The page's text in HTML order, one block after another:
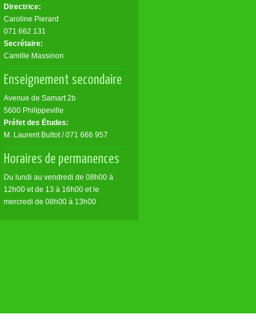
Directrice:
Caroline Pierard
071 662 131
Secrétaire:
Camille Massinon
Enseignement secondaire
Avenue de Samart 2b
5600 Philippeville
Préfet des Études:
M. Laurent Bultot / 071 666 957
Horaires de permanences
Du lundi au vendredi de 08h00 à
12h00 et de 13 à 16h00 et le
mercredi de 08h00 à 13h00